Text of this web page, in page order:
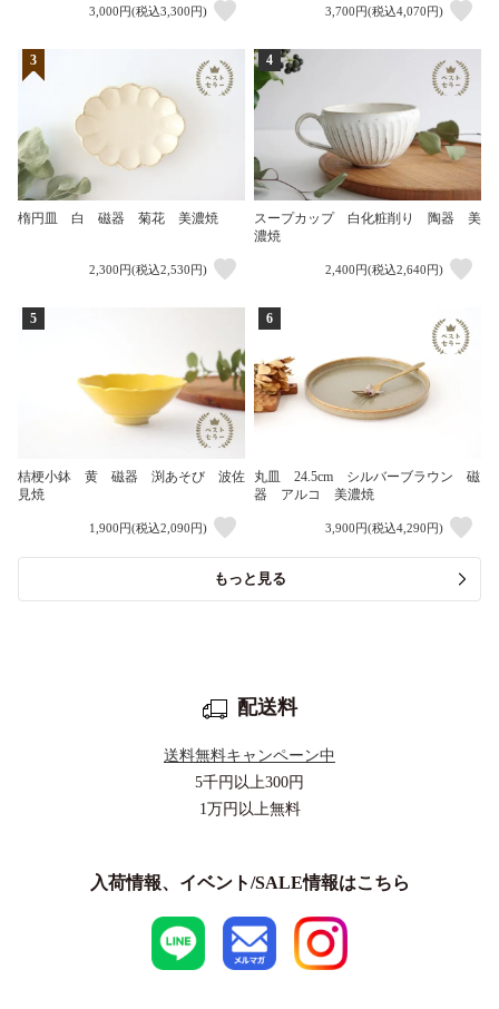
3,000円(税込3,300円) 3,700円(税込4,070円)
3
楕円皿 白 磁器 菊花 美濃焼
2,300円(税込2,530円)
4
スープカップ 白化粧削り 陶器 美
濃焼
2,400円(税込2,640円)
5
桔梗小鉢 黄 磁器 渕あそび 波佐
見焼
1,900円(税込2,090円)
6
丸皿 24.5cm シルバーブラウン 磁
器 アルコ 美濃焼
3,900円(税込4,290円)
もっと見る
配送料
送料無料キャンペーン中
5千円以上300円
1万円以上無料
入荷情報、イベント/SALE情報はこちら